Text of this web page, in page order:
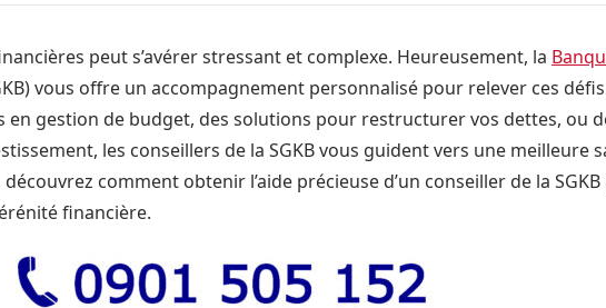
peut s’avérer stressant et complexe. Heureusement, la
vous offre un accompagnement personnalisé pour relever ces
en gestion de budget, des solutions pour restructurer vos dettes, ou
les conseillers de la SGKB vous guident vers une meilleure
comment obtenir l’aide précieuse d’un conseiller de la
financière.